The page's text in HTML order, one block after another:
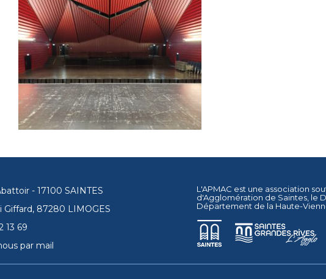
- 17100 SAINTES
Giffard, 87280 LIMOGES
13 69
par mail
L'APMAC est une association
d'Agglomération de Saintes , le
Département de la Haute-